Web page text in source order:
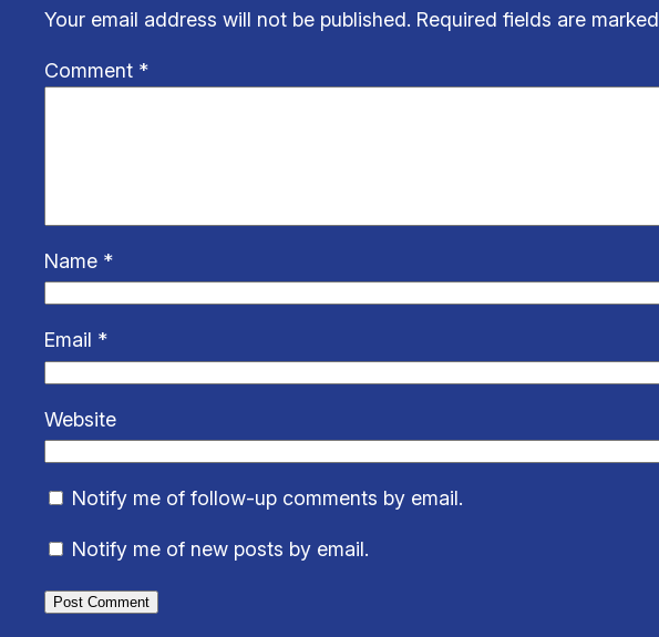
Your email address will not be published. Required fields are marked
Comment *
Name *
Email *
Website
Notify me of follow-up comments by email.
Notify me of new posts by email.